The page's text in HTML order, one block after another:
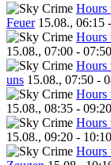
Hours
Feuer 15.08., 06:15
Hours
15.08., 07:00 -
Hours
uns 15.08., 07:50 -
Hours
15.08., 08:35 -
Hours
15.08., 09:20 -
Hours